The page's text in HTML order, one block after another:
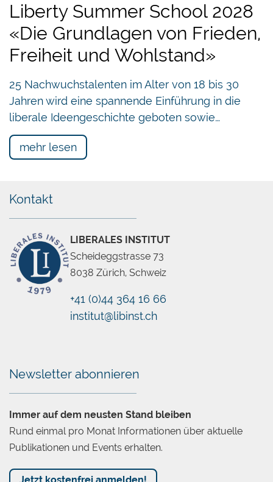
Chatbot
Liberty Summer School 2028
«Die Grundlagen von Frieden,
Freiheit und Wohlstand»
25 Nachwuchstalenten im Alter von 18 bis 30
Jahren wird eine spannende Einführung in die
liberale Ideengeschichte geboten sowie…
mehr lesen
Kontakt
LIBERALES INSTITUT
Scheideggstrasse 73
8038 Zürich, Schweiz
+41 (0)44 364 16 66
institut@libinst.ch
Newsletter abonnieren
Immer auf dem neusten Stand bleiben
Rund einmal pro Monat Informationen über aktuelle
Publikationen und Events erhalten.